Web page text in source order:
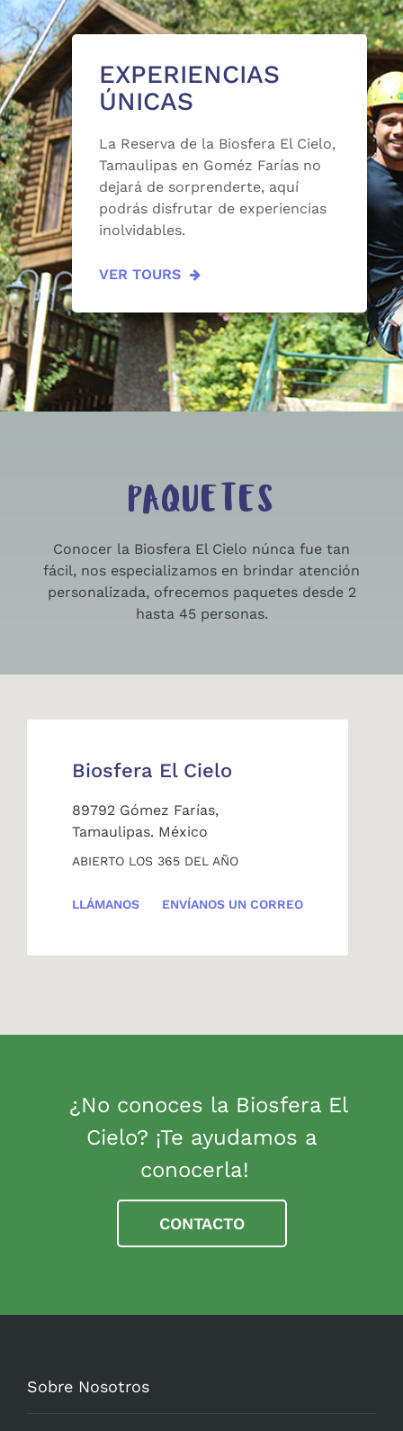
EXPERIENCIAS
ÚNICAS
La Reserva de la Biosfera El Cielo,
Tamaulipas en Goméz Farías no
dejará de sorprenderte, aquí
podrás disfrutar de experiencias
inolvidables.
VER TOURS
PAQUETES
Conocer la Biosfera El Cielo núnca fue tan
fácil, nos especializamos en brindar atención
personalizada, ofrecemos paquetes desde 2
hasta 45 personas.
Biosfera El Cielo
89792 Gómez Farías,
Tamaulipas. México
ABIERTO LOS 365 DEL AÑO
LLÁMANOS ENVÍANOS UN CORREO
¿No conoces la Biosfera El
Cielo? ¡Te ayudamos a
conocerla!
CONTACTO
Sobre Nosotros